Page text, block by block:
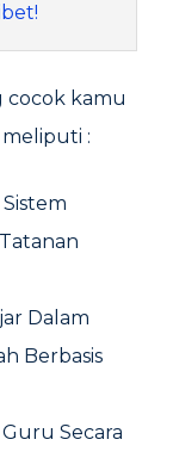
kamu
:
Dalam
Berbasis
Secara